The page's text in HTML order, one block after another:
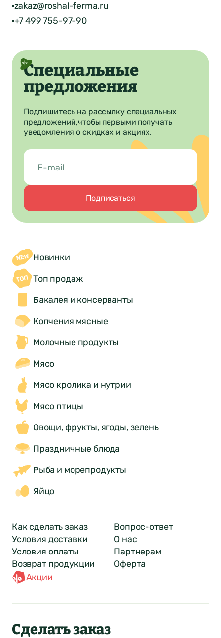
zakaz@roshal-ferma.ru
+7 499 755-97-90
Специальные
предложения
Подпишитесь на рассылку специальных
предложений,чтобы первыми получать
уведомления о скидках и акциях.
Подписаться
Новинки
Топ продаж
Бакалея и консерванты
Копчения мясные
Молочные продукты
Мясо
Мясо кролика и нутрии
Мясо птицы
Овощи, фрукты, ягоды, зелень
Праздничные блюда
Рыба и морепродукты
Яйцо
Как сделать заказ
Условия доставки
Условия оплаты
Возврат продукции
Акции
Вопрос-ответ
О нас
Партнерам
Оферта
Сделать заказ
Понятно
Нет